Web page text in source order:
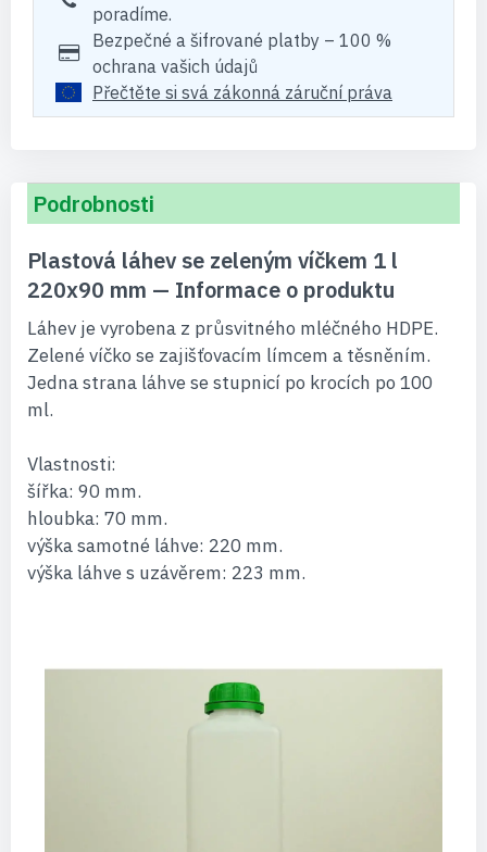
poradíme.
Bezpečné a šifrované platby – 100 %
ochrana vašich údajů
Přečtěte si svá zákonná záruční práva
Podrobnosti
Plastová láhev se zeleným víčkem 1 l
220x90 mm — Informace o produktu
Láhev je vyrobena z průsvitného mléčného HDPE.
Zelené víčko se zajišťovacím límcem a těsněním.
Jedna strana láhve se stupnicí po krocích po 100
ml.
Vlastnosti:
šířka: 90 mm.
hloubka: 70 mm.
výška samotné láhve: 220 mm.
výška láhve s uzávěrem: 223 mm.